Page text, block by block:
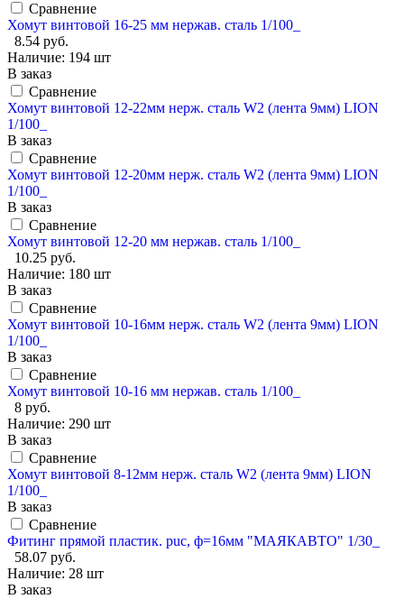
Сравнение
Хомут винтовой 16-25 мм нержав. сталь 1/100_
8.54 руб.
Наличие: 194 шт
В заказ
Сравнение
Хомут винтовой 12-22мм нерж. сталь W2 (лента 9мм) LION
1/100_
В заказ
Сравнение
Хомут винтовой 12-20мм нерж. сталь W2 (лента 9мм) LION
1/100_
В заказ
Сравнение
Хомут винтовой 12-20 мм нержав. сталь 1/100_
10.25 руб.
Наличие: 180 шт
В заказ
Сравнение
Хомут винтовой 10-16мм нерж. сталь W2 (лента 9мм) LION
1/100_
В заказ
Сравнение
Хомут винтовой 10-16 мм нержав. сталь 1/100_
8 руб.
Наличие: 290 шт
В заказ
Сравнение
Хомут винтовой 8-12мм нерж. сталь W2 (лента 9мм) LION
1/100_
В заказ
Сравнение
Фитинг прямой пластик. puc, ф=16мм "МАЯКАВТО" 1/30_
58.07 руб.
Наличие: 28 шт
В заказ